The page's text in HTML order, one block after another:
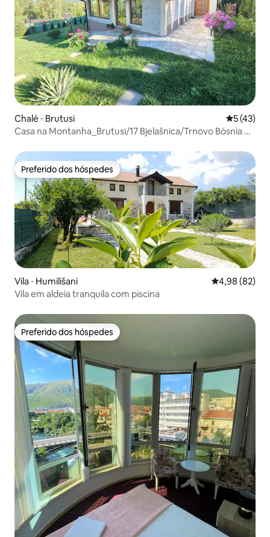
Chalé ⋅ Brutusi 5 de uma
5 (43)
Casa na Montanha_Brutusi/17 Bjelašnica/Trnovo Bósnia e
Preferido dos hóspedes
Preferido dos hóspedes
Vila ⋅ Humilišani 4,98 de uma
4,98 (82)
Vila em aldeia tranquila com piscina
Preferido dos hóspedes
Preferido dos hóspedes